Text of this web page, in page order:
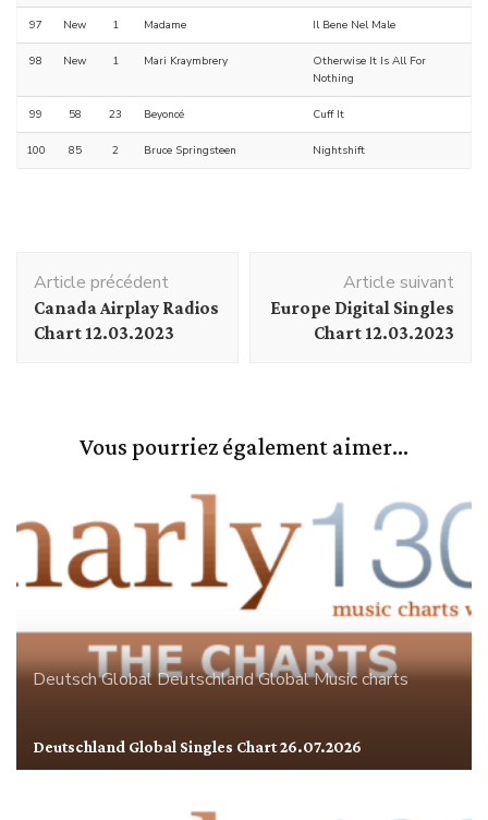
97 New 1 Madame Il Bene Nel Male
98 New 1 Mari Kraymbrery
Otherwise It Is All For
Nothing
99 58 23 Beyoncé Cuff It
100 85 2 Bruce Springsteen Nightshift
d'article
Article précédent
Canada Airplay Radios
Chart 12.03.2023
Article suivant
Europe Digital Singles
Chart 12.03.2023
Vous pourriez également aimer...
Deutsch GlobalDeutschlandGlobalMusic charts
Deutschland Global Singles Chart 26.07.2026